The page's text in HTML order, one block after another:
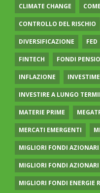
CLIMATE CHANGE
CONTROLLO DEL RISCHIO
DIVERSIFICAZIONE FED
FINTECH FONDI
INFLAZIONE
INVESTIRE A LUNGO
MATERIE PRIME
MERCATI EMERGENTI
MIGLIORI FONDI
MIGLIORI FONDI
MIGLIORI FONDI ENERGIE